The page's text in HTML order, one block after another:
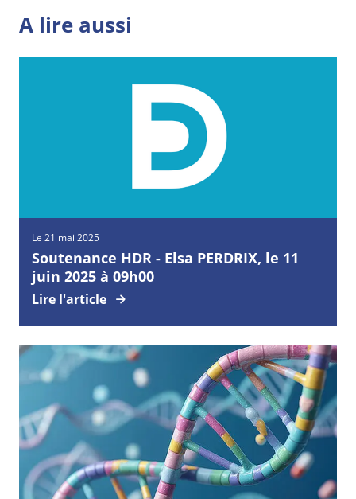
A lire aussi
Le 21 mai 2025
Soutenance HDR - Elsa PERDRIX, le 11
juin 2025 à 09h00
Lire l'article